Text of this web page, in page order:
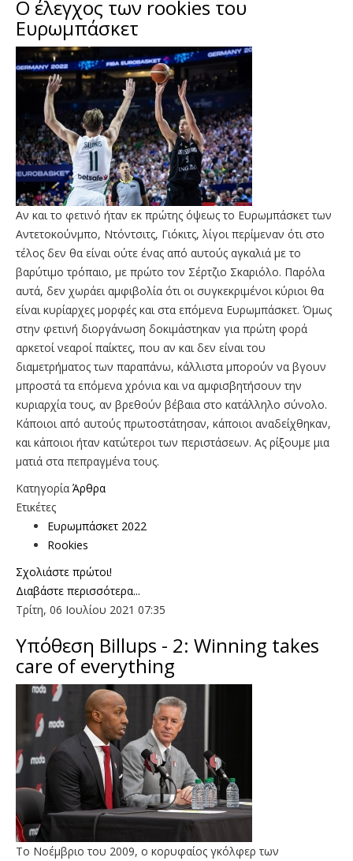
Ο έλεγχος των rookies του
Ευρωμπάσκετ
Αν και το φετινό ήταν εκ πρώτης όψεως το Ευρωμπάσκετ των
Αντετοκούνμπο, Ντόντσιτς, Γιόκιτς, λίγοι περίμεναν ότι στο
τέλος δεν θα είναι ούτε ένας από αυτούς αγκαλιά με το
βαρύτιμο τρόπαιο, με πρώτο τον Σέρτζιο Σκαριόλο. Παρόλα
αυτά, δεν χωράει αμφιβολία ότι οι συγκεκριμένοι κύριοι θα
είναι κυρίαρχες μορφές και στα επόμενα Ευρωμπάσκετ. Όμως
στην φετινή διοργάνωση δοκιμάστηκαν για πρώτη φορά
αρκετοί νεαροί παίκτες, που αν και δεν είναι του
διαμετρήματος των παραπάνω, κάλλιστα μπορούν να βγουν
μπροστά τα επόμενα χρόνια και να αμφισβητήσουν την
κυριαρχία τους, αν βρεθούν βέβαια στο κατάλληλο σύνολο.
Κάποιοι από αυτούς πρωτοστάτησαν, κάποιοι αναδείχθηκαν,
και κάποιοι ήταν κατώτεροι των περιστάσεων. Ας ρίξουμε μια
ματιά στα πεπραγμένα τους.
Κατηγορία Άρθρα
Ετικέτες
Ευρωμπάσκετ 2022
Rookies
Σχολιάστε πρώτοι!
Διαβάστε περισσότερα...
Τρίτη, 06 Ιουλίου 2021 07:35
Υπόθεση Billups - 2: Winning takes
care of everything
Το Νοέμβριο του 2009, ο κορυφαίος γκόλφερ των